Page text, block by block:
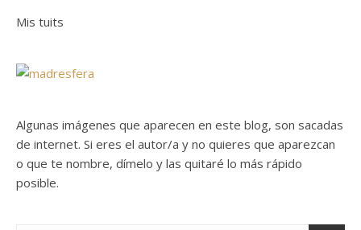
Mis tuits
Algunas imágenes que aparecen en este blog, son sacadas
de internet. Si eres el autor/a y no quieres que aparezcan
o que te nombre, dímelo y las quitaré lo más rápido
posible.